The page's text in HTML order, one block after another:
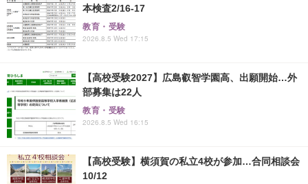
本検査2/16-17
教育・受験
2026.8.5 Wed 17:15
【高校受験2027】広島叡智学園高、出願開始…外
部募集は22人
教育・受験
2026.8.5 Wed 16:15
【高校受験】横須賀の私立4校が参加…合同相談会
10/12